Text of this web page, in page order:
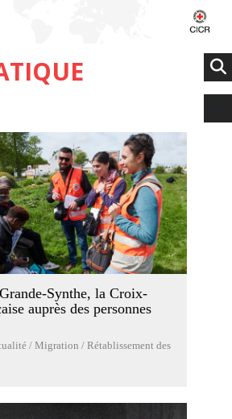
Synthe, la Croix-
auprès des personnes
/ Migration / Rétablissement des